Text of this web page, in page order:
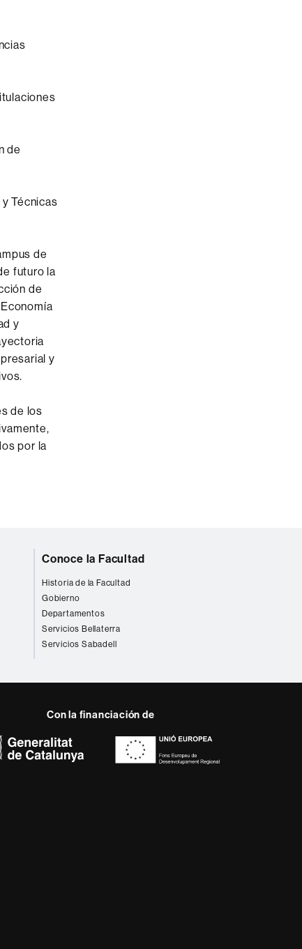
de
Técnicas
de
futuro la
de
y
y
de los
por la
Conoce la Facultad
Historia de la Facultad
Gobierno
Departamentos
Servicios Bellaterra
Servicios Sabadell
Con la financiación de
y flexible,
de su